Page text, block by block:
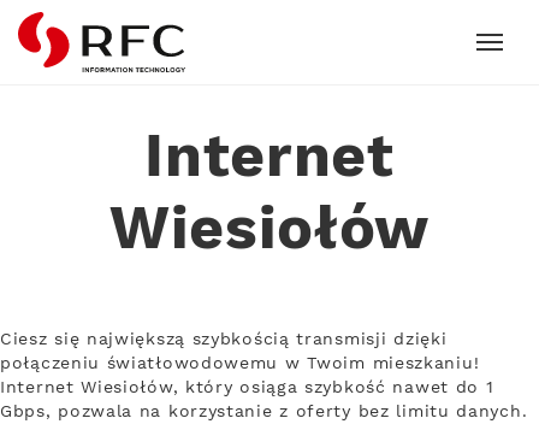
RFC
Internet
Wiesiołów
Ciesz się największą szybkością transmisji dzięki
połączeniu światłowodowemu w Twoim mieszkaniu!
Internet Wiesiołów, który osiąga szybkość nawet do 1
Gbps, pozwala na korzystanie z oferty bez limitu danych.